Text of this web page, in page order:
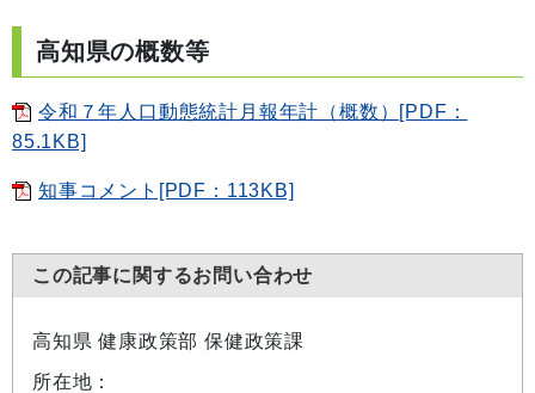
高知県の概数等
令和７年人口動態統計月報年計（概数）[PDF：
85.1KB]
知事コメント[PDF：113KB]
この記事に関するお問い合わせ
高知県 健康政策部 保健政策課
所在地：